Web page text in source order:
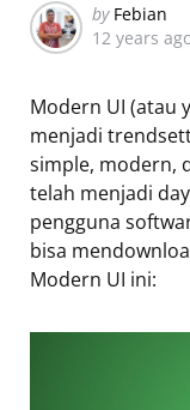
Posted
by
by Febian
12 years
Modern UI (atau
menjadi
simple, modern,
telah menjadi
pengguna
bisa
Modern UI ini: